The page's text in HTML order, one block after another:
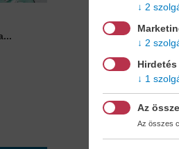
Győzd le a
Francine Shapiro
19,44 €
16,90
2
2
1
Az
Az összes